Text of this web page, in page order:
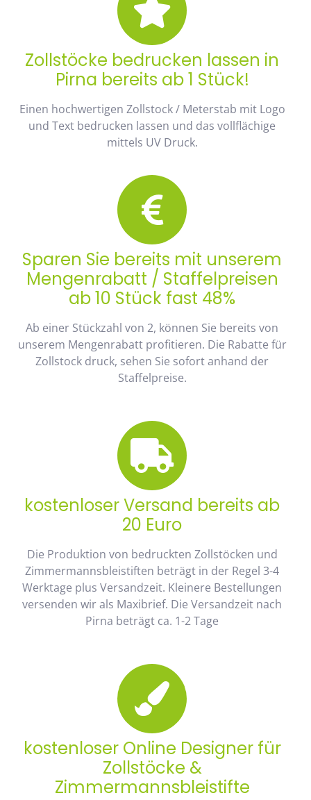
Zollstöcke bedrucken lassen in
Pirna bereits ab 1 Stück!
Einen hochwertigen Zollstock / Meterstab mit Logo
und Text bedrucken lassen und das vollflächige
mittels UV Druck.
Sparen Sie bereits mit unserem
Mengenrabatt / Staffelpreisen
ab 10 Stück fast 48%
Ab einer Stückzahl von 2, können Sie bereits von
unserem Mengenrabatt profitieren. Die Rabatte für
Zollstock druck, sehen Sie sofort anhand der
Staffelpreise.
kostenloser Versand bereits ab
20 Euro
Die Produktion von bedruckten Zollstöcken und
Zimmermannsbleistiften beträgt in der Regel 3-4
Werktage plus Versandzeit. Kleinere Bestellungen
versenden wir als Maxibrief. Die Versandzeit nach
Pirna beträgt ca. 1-2 Tage
kostenloser Online Designer für
Zollstöcke &
Zimmermannsbleistifte